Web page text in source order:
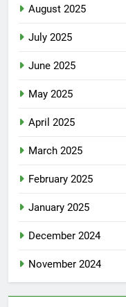
August 2025
July 2025
June 2025
May 2025
April 2025
March 2025
February 2025
January 2025
December 2024
November 2024